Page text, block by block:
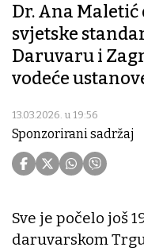
Dr. Ana
svjetske
Daruvaru i
vodeće
13.03.2026. u 19:56
Sponzorirani sadržaj
Sve je počelo još
daruvarskom